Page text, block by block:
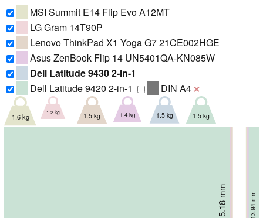
MSI Summit E14 Flip Evo A12MT
LG Gram 14T90P
Lenovo ThinkPad X1 Yoga G7 21CE002HGE
Asus ZenBook Flip 14 UN5401QA-KN085W
Dell Latitude 9430 2-in-1
Dell Latitude 9420 2-in-1
DIN A4 ❌
227.5 mm 17.9 mm
1.6 kg
220 mm 17 mm
1.2 kg
222.3 mm 15.53 mm
1.5 kg
222.5 mm 15.9 mm
1.4 kg
215.18 mm 13.94 mm
1.5 kg
215.18 mm 13.94 mm
1.5 kg